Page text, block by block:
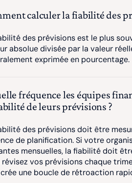
calculer la fiabilité des
des prévisions est le plus
absolue divisée par la valeur
exprimée en pourcentage.
fréquence les équipes
de leurs prévisions ?
des prévisions doit être
de planification. Si votre
mensuelles, la fiabilité doit
révisez vos prévisions chaque
une boucle de rétroaction